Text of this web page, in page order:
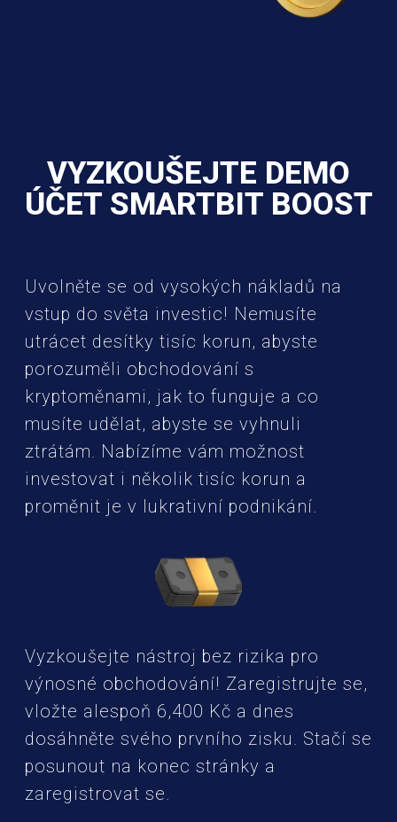
VYZKOUŠEJTE DEMO
ÚČET SMARTBIT BOOST
Uvolněte se od vysokých nákladů na
vstup do světa investic! Nemusíte
utrácet desítky tisíc korun, abyste
porozuměli obchodování s
kryptoměnami, jak to funguje a co
musíte udělat, abyste se vyhnuli
ztrátám. Nabízíme vám možnost
investovat i několik tisíc korun a
proměnit je v lukrativní podnikání.
Vyzkoušejte nástroj bez rizika pro
výnosné obchodování! Zaregistrujte se,
vložte alespoň 6,400 Kč a dnes
dosáhněte svého prvního zisku. Stačí se
posunout na konec stránky a
zaregistrovat se.